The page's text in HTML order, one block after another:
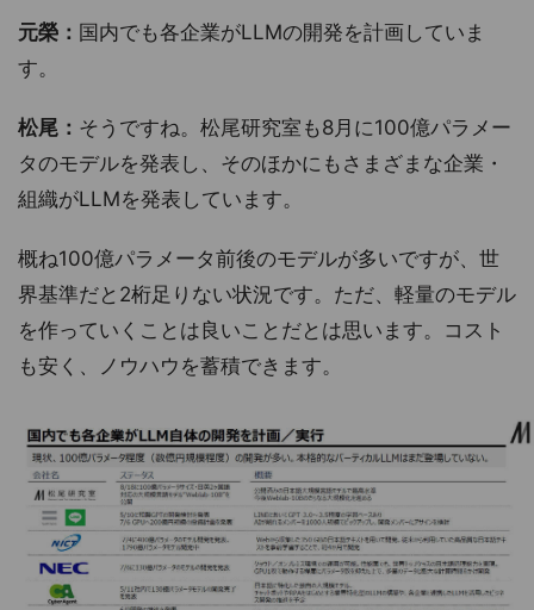
元榮： 国内でも各企業がLLMの開発を計画していま
す。
松尾： そうですね。松尾研究室も8月に100億パラメー
タのモデルを発表し、そのほかにもさまざまな企業・
組織がLLMを発表しています。
概ね100億パラメータ前後のモデルが多いですが、世
界基準だと2桁足りない状況です。ただ、軽量のモデル
を作っていくことは良いことだとは思います。コスト
も安く、ノウハウを蓄積できます。